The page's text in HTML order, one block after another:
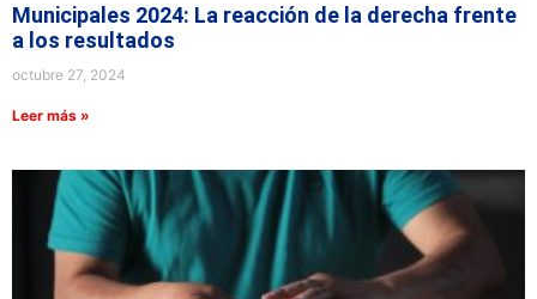
Municipales 2024: La reacción de la derecha frente
a los resultados
octubre 27, 2024
Leer más »